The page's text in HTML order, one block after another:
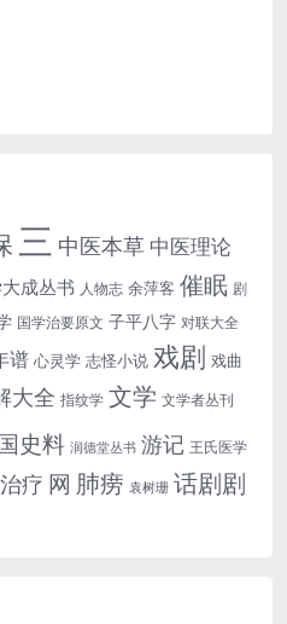
三 中医本草 中医理论
成丛书 人物志 余萍客 催眠 剧
国学治要原文 子平八字 对联大全
谱 心灵学 志怪小说 戏剧 戏曲
大全 指纹学 文学 文学者丛刊
史料 润德堂丛书 游记 王氏医学
疗 网 肺痨 袁树珊 话剧剧